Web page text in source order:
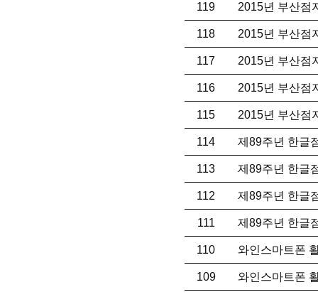
119 2015년 부산점
118 2015년 부산점
117 2015년 부산점
116 2015년 부산점
115 2015년 부산점
114 제89주년 한글
113 제89주년 한글
112 제89주년 한글
111 제89주년 한글
110 와인스마트폰
109 와인스마트폰